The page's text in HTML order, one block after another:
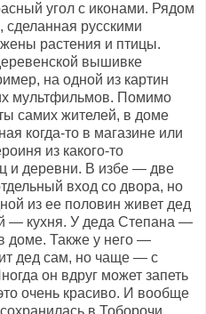
угол с иконами. Рядом
русскими
растения и птицы.
вышивке
на одной из картин
мультфильмов. Помимо
самих жителей, в доме
когда-то в магазине или
из какого-то
и деревни. В избе — две
вход со двора, но
из ее половин живет дед
— кухня. У деда Степана —
доме. Также у него —
дед сам, но чаще — с
он вдруг может запеть
очень красиво. И вообще